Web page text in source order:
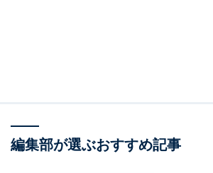
編集部が選ぶおすすめ記事